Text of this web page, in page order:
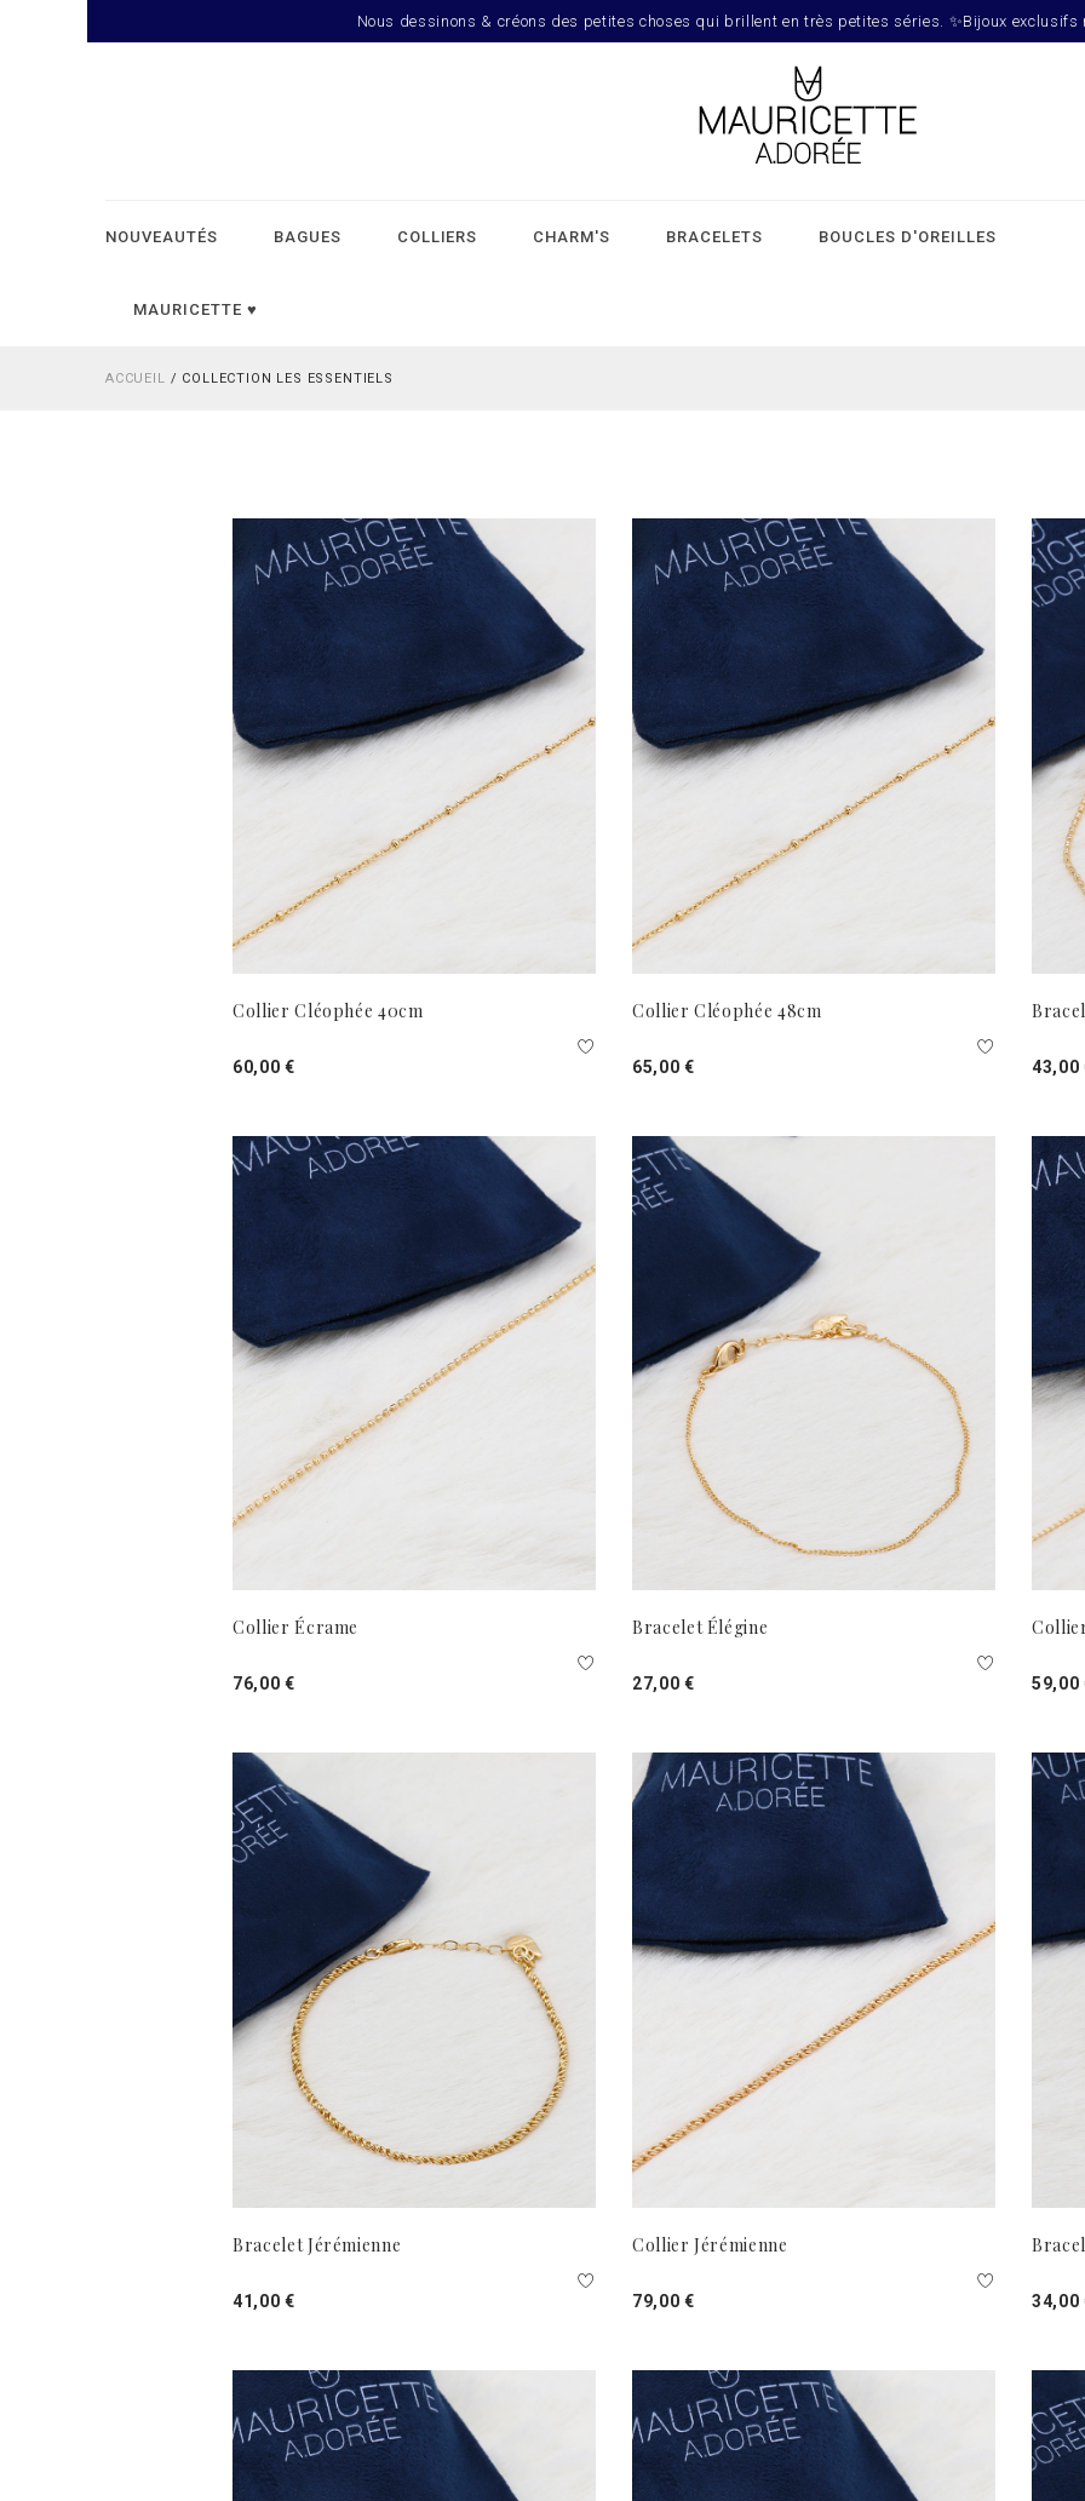
Nous dessinons & créons des petites choses qui brillent en très petites séries. ✨Bijoux exclusifs
NOUVEAUTÉS BAGUES COLLIERS CHARM'S BRACELETS BOUCLES D'OREILLES
MAURICETTE ♥︎
ACCUEIL / COLLECTION LES ESSENTIELS
Collier Cléophée 40cm
60,00 €
Collier Cléophée 48cm
65,00 € 43,00
Collier Écrame
76,00 €
Bracelet Élégine
27,00 € 59,00
Bracelet Jérémienne
41,00 €
Collier Jérémienne
79,00 € 34,00